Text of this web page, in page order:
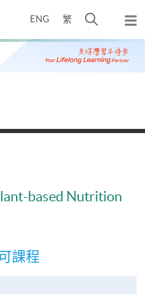
ENG 繁
开
搜
寻
弹
出
主
based Nutrition
課程